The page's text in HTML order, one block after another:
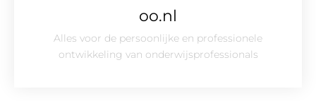
oo.nl
Alles voor de persoonlijke en professionele
ontwikkeling van onderwijsprofessionals